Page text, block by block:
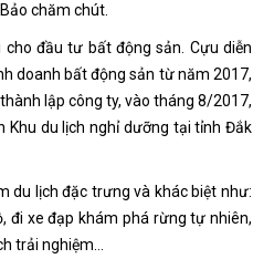
chăm chút.
đầu tư bất động sản. Cựu diễn
doanh bất động sản từ năm 2017,
lập công ty, vào tháng 8/2017,
du lịch nghỉ dưỡng tại tỉnh Đắk
du lịch đặc trưng và khác biệt như:
đi xe đạp khám phá rừng tự nhiên,
trải nghiệm…